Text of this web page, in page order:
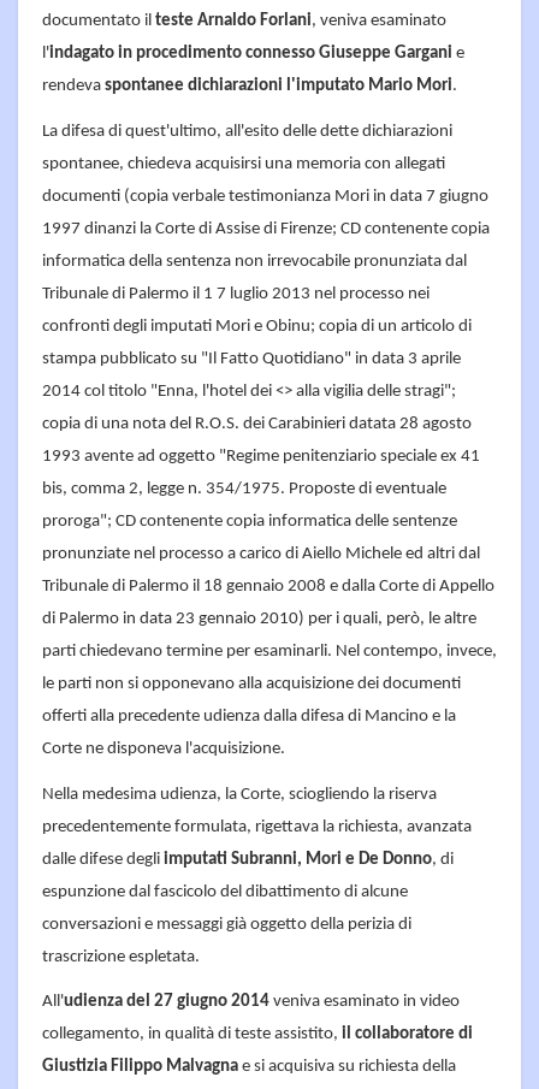
documentato il teste Arnaldo Forlani, veniva esaminato
l'indagato in procedimento connesso Giuseppe Gargani e
rendeva spontanee dichiarazioni l'imputato Mario Mori.
La difesa di quest'ultimo, all'esito delle dette dichiarazioni
spontanee, chiedeva acquisirsi una memoria con allegati
documenti (copia verbale testimonianza Mori in data 7 giugno
1997 dinanzi la Corte di Assise di Firenze; CD contenente copia
informatica della sentenza non irrevocabile pronunziata dal
Tribunale di Palermo il 1 7 luglio 2013 nel processo nei
confronti degli imputati Mori e Obinu; copia di un articolo di
stampa pubblicato su "Il Fatto Quotidiano" in data 3 aprile
2014 col titolo "Enna, l'hotel dei <> alla vigilia delle stragi";
copia di una nota del R.O.S. dei Carabinieri datata 28 agosto
1993 avente ad oggetto "Regime penitenziario speciale ex 41
bis, comma 2, legge n. 354/1975. Proposte di eventuale
proroga"; CD contenente copia informatica delle sentenze
pronunziate nel processo a carico di Aiello Michele ed altri dal
Tribunale di Palermo il 18 gennaio 2008 e dalla Corte di Appello
di Palermo in data 23 gennaio 2010) per i quali, però, le altre
parti chiedevano termine per esaminarli. Nel contempo, invece,
le parti non si opponevano alla acquisizione dei documenti
offerti alla precedente udienza dalla difesa di Mancino e la
Corte ne disponeva l'acquisizione.
Nella medesima udienza, la Corte, sciogliendo la riserva
precedentemente formulata, rigettava la richiesta, avanzata
dalle difese degli imputati Subranni, Mori e De Donno, di
espunzione dal fascicolo del dibattimento di alcune
conversazioni e messaggi già oggetto della perizia di
trascrizione espletata.
All'udienza del 27 giugno 2014 veniva esaminato in video
collegamento, in qualità di teste assistito, il collaboratore di
Giustizia Filippo Malvagna e si acquisiva su richiesta della